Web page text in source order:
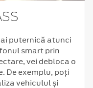
puternică atunci
smart prin
vei debloca o
De exemplu, poți
vehiculul și